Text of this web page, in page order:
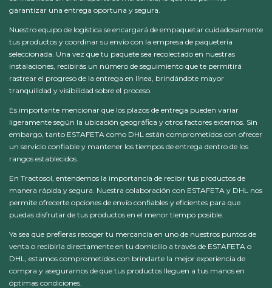
garantizar una entrega oportuna y segura.
Nuestro equipo de logística se encargará de empaquetar cuidadosamente
tus productos y coordinar su envío con la empresa de paquetería
seleccionada. Una vez que tu paquete sea recolectado en nuestras
instalaciones, recibirás un número de seguimiento que te permitirá
rastrear el progreso de la entrega en línea, brindándote mayor
tranquilidad y visibilidad sobre el proceso.
Es importante mencionar que los plazos de entrega pueden variar
ligeramente según la ubicación geográfica y otros factores externos. Sin
embargo, tanto ESTAFETA como DHL están comprometidos con ofrecer
un servicio confiable y mantener los tiempos de entrega dentro de los
rangos establecidos.
En Tractosol, entendemos la importancia de recibir tus productos de
manera rápida y segura. Nuestra colaboración con ESTAFETA y DHL nos
permite ofrecerte opciones de envío confiables y eficientes para que
puedas disfrutar de tus productos en el menor tiempo posible.
Ya sea que prefieras recoger tu mercancía en uno de nuestros puntos de
venta o recibirla directamente en tu domicilio a través de ESTAFETA o
DHL, estamos comprometidos con brindarte la mejor experiencia de
compra y asegurarnos de que tus productos lleguen a tus manos en
óptimas condiciones.